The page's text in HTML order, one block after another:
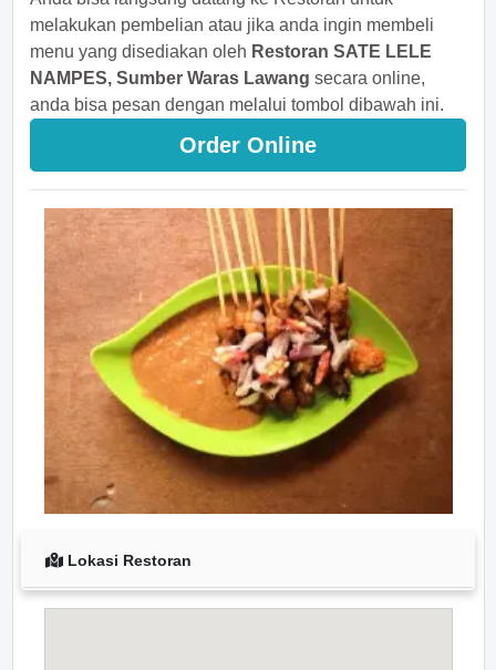
melakukan pembelian atau jika anda ingin membeli
menu yang disediakan oleh Restoran SATE LELE
NAMPES, Sumber Waras Lawang secara online,
anda bisa pesan dengan melalui tombol dibawah ini.
Order Online
Lokasi Restoran